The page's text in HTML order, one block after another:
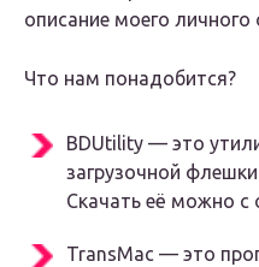
описание моего личного
Что нам понадобится?
BDUtility — это
загрузочной
Скачать её можно с
TransMac — это